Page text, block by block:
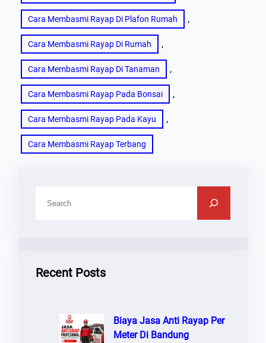
Cara Membasmi Rayap Di Plafon Rumah ,
Cara Membasmi Rayap Di Rumah ,
Cara Membasmi Rayap Di Tanaman ,
Cara Membasmi Rayap Pada Bonsai ,
Cara Membasmi Rayap Pada Kayu ,
Cara Membasmi Rayap Terbang
Recent Posts
Biaya Jasa Anti Rayap Per
Meter Di Bandung